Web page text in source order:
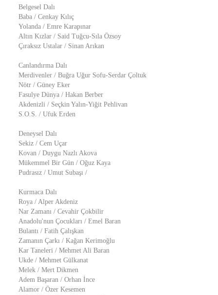
Belgesel Dalı
Baba / Cenkay Kılıç
Yolanda / Emre Karapınar
Altın Kızlar / Said Tuğcu-Sıla Özsoy
Çıraksız Ustalar / Sinan Arıkan
Canlandırma Dalı
Merdivenler / Buğra Uğur Sofu-Serdar Çoltuk
Nötr / Güney Eker
Fasulye Dünya / Hakan Berber
Akdenizli / Seçkin Yalın-Yiğit Pehlivan
S.O.S. / Ufuk Erden
Deneysel Dalı
Sekiz / Cem Uçar
Kovan / Duygu Nazlı Akova
Mükemmel Bir Gün / Oğuz Kaya
Pudrasız / Umut Subaşı /
Kurmaca Dalı
Roya / Alper Akdeniz
Nar Zamanı / Cevahir Çokbilir
Anadolu'nun Çocukları / Emel Baran
Bulantı / Fatih Çalışkan
Zamanın Çarkı / Kağan Kerimoğlu
Kar Taneleri / Mehmet Ali Baran
Ukde / Mehmet Gülkanat
Melek / Mert Dikmen
Adem Başaran / Orhan İnce
Alamor / Özer Kesemen